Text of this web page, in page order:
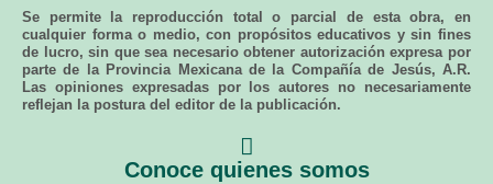
Se permite la reproducción total o parcial de esta obra, en
cualquier forma o medio, con propósitos educativos y sin fines
de lucro, sin que sea necesario obtener autorización expresa por
parte de la Provincia Mexicana de la Compañía de Jesús, A.R.
Las opiniones expresadas por los autores no necesariamente
reflejan la postura del editor de la publicación.
Conoce quienes somos